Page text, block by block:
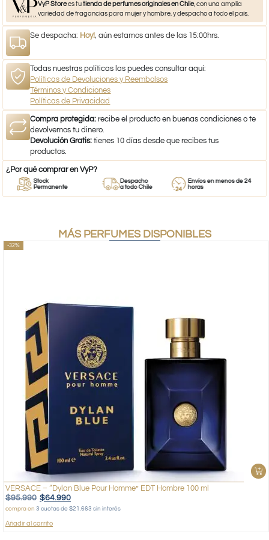
VyP Storees tutienda de perfumes originales en Chile, con una amplia
variedad de fragancias para mujer y hombre, y despacho a todo el país.
Se despacha: Hoy!, aún estamos antes de las 15:00hrs.
Todas nuestras políticas las puedes consultar aquí:
Políticas de Devoluciones y Reembolsos
Términos y Condiciones
Políticas de Privacidad
Compra protegida: recibe el producto en buenas condiciones o te
devolvemos tu dinero.
Devolución Gratis: tienes 10 días desde que recibes tus
productos.
¿Por qué comprar en VyP?
Stock
Permanente
Despacho
a todo Chile
Envíos en menos de 24
horas
MÁS PERFUMES DISPONIBLES
-32%
VERSACE – “Dylan Blue Pour Homme” EDT Hombre 100 ml
$95.990 $64.990
compra en 3 cuotas de $21.663 sin interés
Añadir al carrito